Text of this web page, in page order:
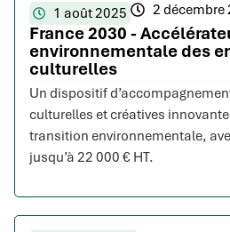
1 août 2025 2 décembre
France 2030 -
environnementale des
culturelles
Un dispositif
culturelles et créatives
transition environnementale,
jusqu’à 22 000 € HT.